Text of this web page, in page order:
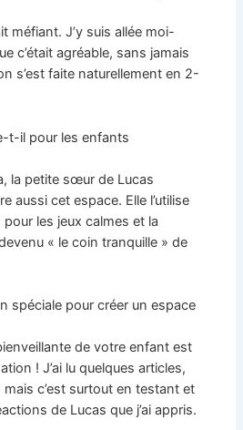
méfiant. J’y suis allée moi-
c’était agréable, sans jamais
s’est faite naturellement en 2-
t-il pour les enfants
la petite sœur de Lucas
aussi cet espace. Elle l’utilise
les jeux calmes et la
« le coin tranquille » de
spéciale pour créer un espace
de votre enfant est
! J’ai lu quelques articles,
c’est surtout en testant et
de Lucas que j’ai appris.